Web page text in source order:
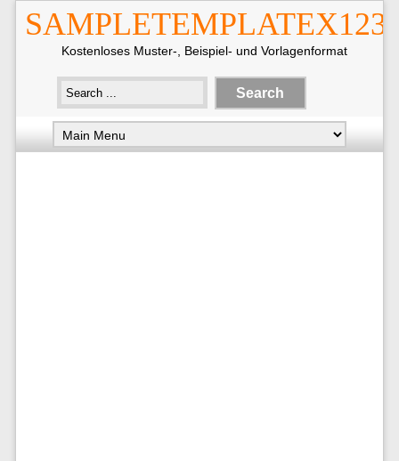
Kostenloses Muster-, Beispiel- und Vorlagenformat